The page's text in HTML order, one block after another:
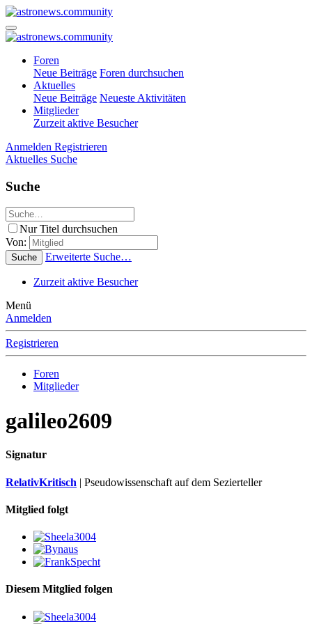
Foren
Neue Beiträge Foren durchsuchen
Aktuelles
Neue Beiträge Neueste Aktivitäten
Mitglieder
Zurzeit aktive Besucher
Anmelden Registrieren
Aktuelles Suche
Suche
Nur Titel durchsuchen
Von:
Suche Erweiterte Suche…
Zurzeit aktive Besucher
Menü
Anmelden
Registrieren
Foren
Mitglieder
galileo2609
Signatur
RelativKritisch | Pseudowissenschaft auf dem Sezierteller
Mitglied folgt
Diesem Mitglied folgen